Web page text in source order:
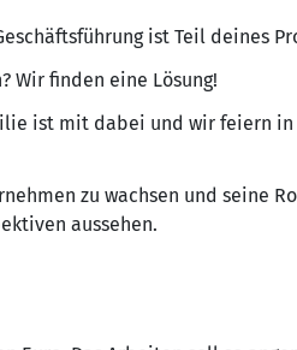
ist Teil deines
Wir finden eine Lösung!
ist mit dabei und wir feiern
zu wachsen und seine
aussehen.